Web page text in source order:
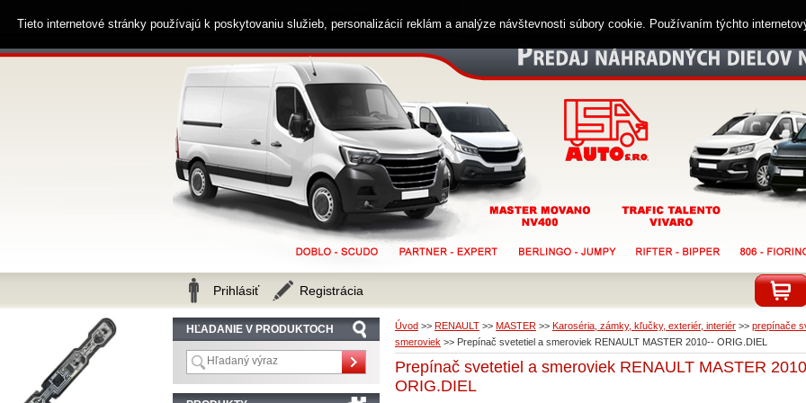
Úvod >> RENAULT >> MASTER >> Karoséria, zámky, kľučky, exteriér, interiér >> prepínače
smeroviek >> Prepínač svetetiel a smeroviek RENAULT MASTER 2010-- ORIG.DIEL
Prepínač svetetiel a smeroviek RENAULT MASTER
ORIG.DIEL
HĽADANIE V PRODUKTOCH
Zákaznícka linka 0914 238 482
Prihlásiť Registrácia
Tieto internetové stránky používajú k poskytovaniu služieb, personalizácií reklám a analýze návštevnosti súbory cookie. Používaním týchto